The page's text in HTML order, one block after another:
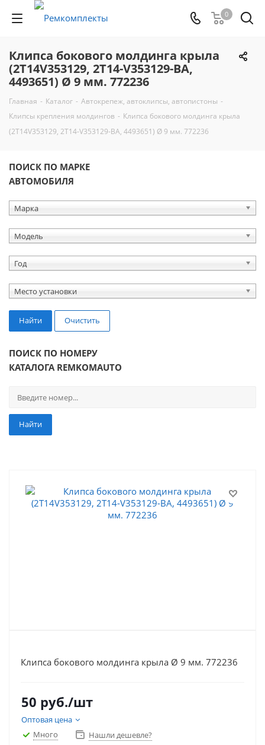
0
Клипса бокового молдинга крыла
(2T14V353129, 2T14-V353129-BA,
4493651) Ø 9 мм. 772236
Главная - Каталог - Автокрепеж, автоклипсы, автопистоны -
Клипсы крепления молдингов - Клипса бокового молдинга крыла
(2T14V353129, 2T14-V353129-BA, 4493651) Ø 9 мм. 772236
ПОИСК ПО МАРКЕ
АВТОМОБИЛЯ
Марка
Модель
Год
Место установки
Найти Очистить
ПОИСК ПО НОМЕРУ
КАТАЛОГА REMKOMAUTO
Найти
Клипса бокового молдинга крыла Ø 9 мм. 772236
50 руб./шт
Оптовая цена
Много
Нашли дешевле?